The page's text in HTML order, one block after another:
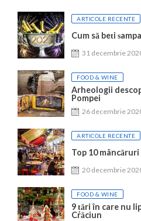
ARTICOLE RECENTE
Cum să beți
31 decembrie
FOOD & WINE
Arheologii
Pompei
26 decembrie
ARTICOLE RECENTE
Top 10
20 decembrie
FOOD & WINE
9 țări în care nu
Crăciun